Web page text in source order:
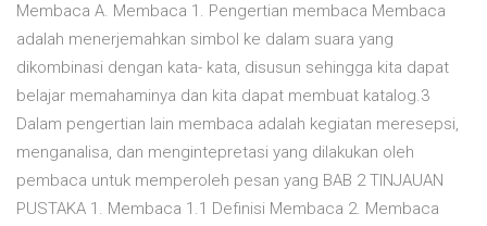
Membaca A. Membaca 1. Pengertian membaca Membaca
adalah menerjemahkan simbol ke dalam suara yang
dikombinasi dengan kata- kata, disusun sehingga kita dapat
belajar memahaminya dan kita dapat membuat katalog.3
Dalam pengertian lain membaca adalah kegiatan meresepsi,
menganalisa, dan mengintepretasi yang dilakukan oleh
pembaca untuk memperoleh pesan yang BAB 2 TINJAUAN
PUSTAKA 1. Membaca 1.1 Definisi Membaca 2. Membaca